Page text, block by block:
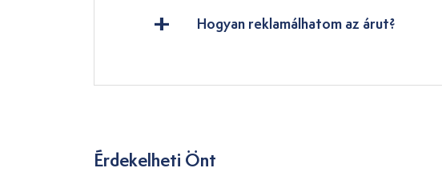
Hogyan reklamálhatom az árut?
Érdekelheti Önt